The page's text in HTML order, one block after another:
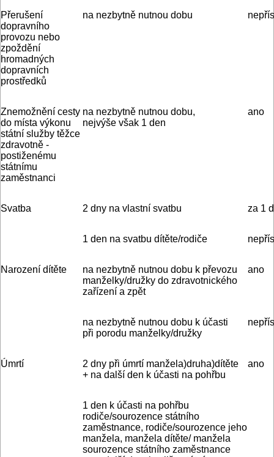
Přerušení
dopravního
provozu nebo
zpoždění
hromadných
dopravních
prostředků
na nezbytně nutnou dobu
Znemožnění cesty
do místa výkonu
státní služby těžce
zdravotně ­
postiženému
státnímu
zaměstnanci
na nezbytně nutnou dobu,
nejvýše však 1 den
ano
Svatba 2 dny na vlastní svatbu za 1
1 den na svatbu dítěte/rodiče
Narození dítěte
na nezbytně nutnou dobu k převozu
manželky/družky do zdravotnického
zařízení a zpět
ano
na nezbytně nutnou dobu k účasti
při porodu manželky/družky
Úmrtí
2 dny při úmrtí manžela)druha)dítěte
+ na další den k účasti na pohřbu
ano
1 den k účasti na pohřbu
rodiče/sourozence státního
zaměstnance, rodiče/sourozence jeho
manžela, manžela dítěte/ manžela
sourozence státního zaměstnance